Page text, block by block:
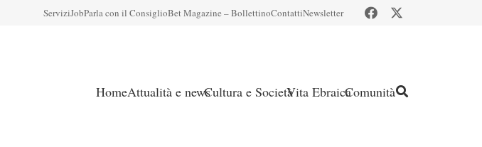
ServiziJobParla con il ConsiglioBet Magazine – BollettinoContattiNewsletter
HomeAttualità e newsCultura e SocietàVita EbraicaComunità